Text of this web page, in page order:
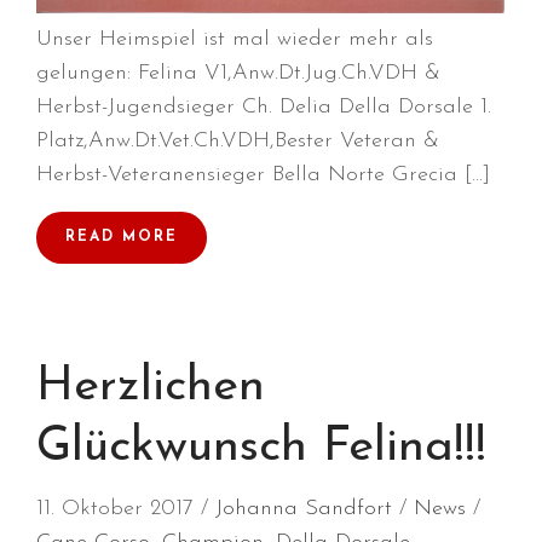
Februar 2022
Januar 2022
Dezember 2021
November 2021
Oktober 2021
Dezember 2020
März 2020
Unser Heimspiel ist mal wieder mehr als
gelungen: Felina V1,Anw.Dt.Jug.Ch.VDH &
Herbst-Jugendsieger Ch. Delia Della Dorsale 1.
Platz,Anw.Dt.Vet.Ch.VDH,Bester Veteran &
Herbst-Veteranensieger Bella Norte Grecia […]
READ MORE
Herzlichen
Glückwunsch Felina!!!
11. Oktober 2017 Johanna Sandfort
News